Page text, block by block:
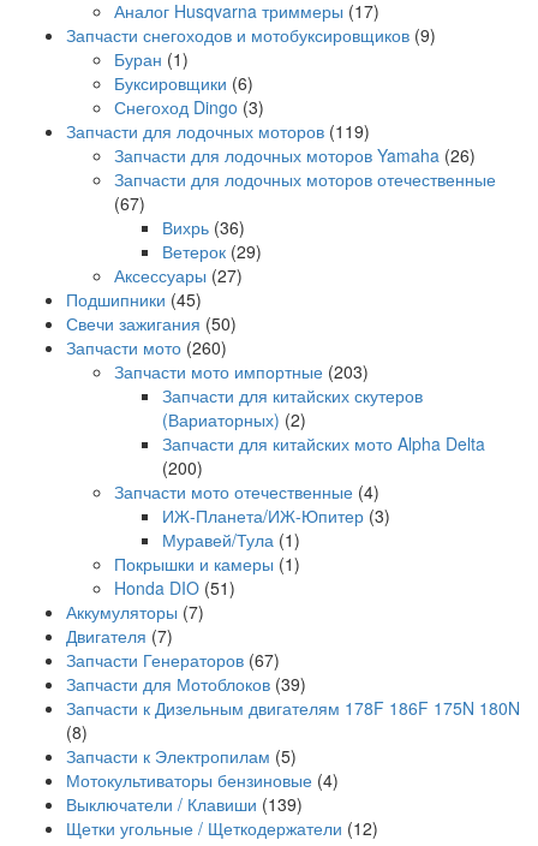
Аналог Husqvarna триммеры (17)
Запчасти снегоходов и мотобуксировщиков (9)
Буран (1)
Буксировщики (6)
Снегоход Dingo (3)
Запчасти для лодочных моторов (119)
Запчасти для лодочных моторов Yamaha (26)
Запчасти для лодочных моторов отечественные
(67)
Вихрь (36)
Ветерок (29)
Аксессуары (27)
Подшипники (45)
Свечи зажигания (50)
Запчасти мото (260)
Запчасти мото импортные (203)
Запчасти для китайских скутеров
(Вариаторных) (2)
Запчасти для китайских мото Alpha Delta
(200)
Запчасти мото отечественные (4)
ИЖ-Планета/ИЖ-Юпитер (3)
Муравей/Тула (1)
Покрышки и камеры (1)
Honda DIO (51)
Аккумуляторы (7)
Двигателя (7)
Запчасти Генераторов (67)
Запчасти для Мотоблоков (39)
Запчасти к Дизельным двигателям 178F 186F 175N 180N
(8)
Запчасти к Электропилам (5)
Мотокультиваторы бензиновые (4)
Выключатели / Клавиши (139)
Щетки угольные / Щеткодержатели (12)